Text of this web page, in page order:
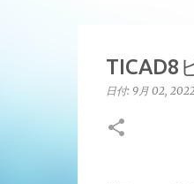
TICAD8
日付: 9月 02,